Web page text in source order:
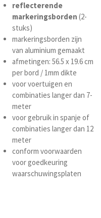
reflecterende
markeringsborden (2-
stuks)
markeringsborden zijn
van aluminium gemaakt
afmetingen: 56.5 x 19.6 cm
per bord / 1mm dikte
voor voertuigen en
combinaties langer dan 7-
meter
voor gebruik in spanje of
combinaties langer dan 12
meter
conform voorwaarden
voor goedkeuring
waarschuwingsplaten